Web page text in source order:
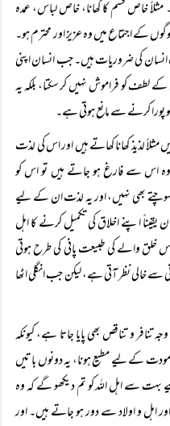
خاص قسم کا کھانا، خاص لباس، عمدہ
کے اجتماع میں وہ عزیز اور محترم ہو۔
انسان کی ضروریات ہیں۔ جب انسان اپنی
لطف کو فراموش نہیں کر سکتا، بلکہ یہ
کرنے سے مانع ہوتی ہے۔
لذیذ کھانا کھاتے ہیں اور اس کی لذت
اس سے فارغ ہو جاتے ہیں تو اس کو
بھی نہیں، اور یہ لذت ان کے لیے
اپنے اخلاق کی تکمیل کرنے کا اہل
خلق والے کی طبیعت پانی کی طرح ہوتی
سے خالی نظر آتی ہے، لیکن جب انگلی اٹھا
و تناقص بھی پایا جاتا ہے، کیونکہ
کے لیے مطیع ہونا، یہ دونوں باتیں
بہت سے اہل اللہ کو تم دیکھو گے کہ وہ
اہل و اولاد سے دور ہو جاتے ہیں۔ اور